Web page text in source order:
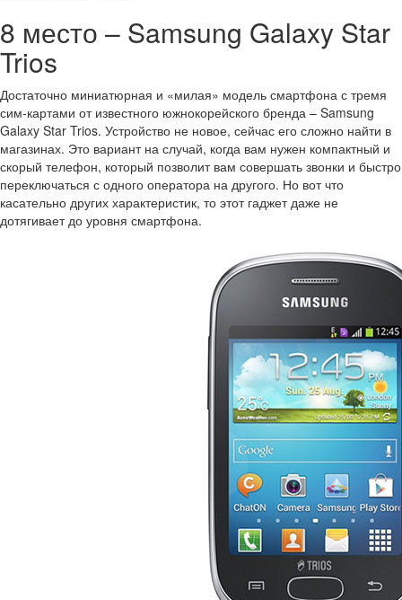
8 место – Samsung Galaxy Star
Trios
Достаточно миниатюрная и «милая» модель смартфона с тремя
сим-картами от известного южнокорейского бренда – Samsung
Galaxy Star Trios. Устройство не новое, сейчас его сложно найти в
магазинах. Это вариант на случай, когда вам нужен компактный и
скорый телефон, который позволит вам совершать звонки и быстро
переключаться с одного оператора на другого. Но вот что
касательно других характеристик, то этот гаджет даже не
дотягивает до уровня смартфона.